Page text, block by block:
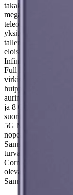
takakamera-
megapikselin
teleobjektiivin
yksityiskohdilla.
eloisia ja selkeitä
Infinity-O Dynamic
Full HD+ -
virkistystaajuudella.
huippukirkkauden
auringonvalossa.
ja 8 Gt LPDDR5
suorituskyvyn
5G NR:n, Wi-Fi
nopean tiedonsiirron,
Samsung Galaxy
turvallinen: IP68-
Corning Gorilla
oleva
Samsung Galaxy